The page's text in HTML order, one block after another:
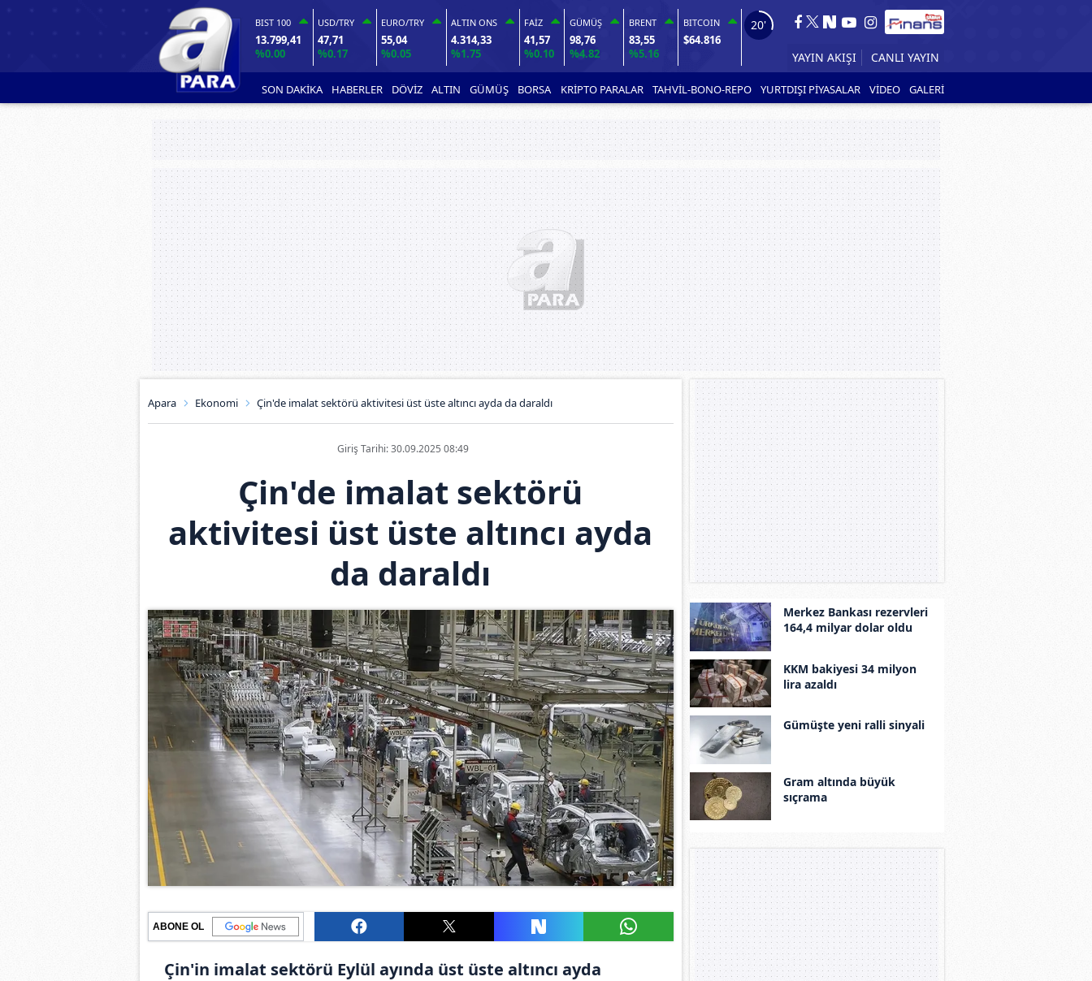
BIST 100
13.799,41
%0.00
USD/TRY
47,71
%0.17
EURO/TRY
55,04
%0.05
ALTIN ONS
4.314,33
%1.75
FAİZ
41,57
%0.10
GÜMÜŞ
98,76
%4.82
BRENT
83,55
%5.16
BITCOIN
$64.816
19'
YAYIN AKIŞI CANLI YAYIN
SON DAKİKA HABERLER DÖVİZ ALTIN GÜMÜŞ BORSA KRİPTO PARALAR TAHVİL-BONO-REPO YURTDIŞI PİYASALAR VİDEO GALERİ
Apara Ekonomi Çin'de imalat sektörü aktivitesi üst üste altıncı ayda da daraldı
Giriş Tarihi: 30.09.2025 08:49
Çin'de imalat sektörü
aktivitesi üst üste altıncı ayda
da daraldı
ABONE OL
Çin'in imalat sektörü Eylül ayında üst üste altıncı ayda
Merkez Bankası rezervleri
164,4 milyar dolar oldu
KKM bakiyesi 34 milyon
lira azaldı
Gümüşte yeni ralli sinyali
Gram altında büyük
sıçrama